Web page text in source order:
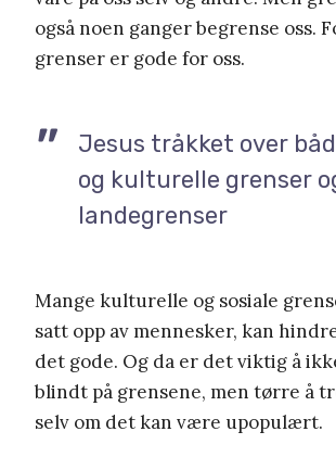
også noen ganger begrense oss.
grenser er gode for oss.
Jesus tråkket over
og kulturelle grenser
landegrenser
Mange kulturelle og sosiale
satt opp av mennesker, kan
det gode. Og da er det viktig å
blindt på grensene, men tørre å
selv om det kan være upopulært.